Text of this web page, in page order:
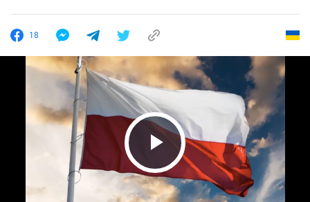
18
Play Video